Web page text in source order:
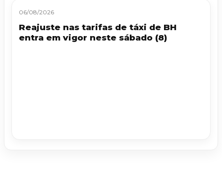
06/08/2026
Reajuste nas tarifas de táxi de BH
entra em vigor neste sábado (8)